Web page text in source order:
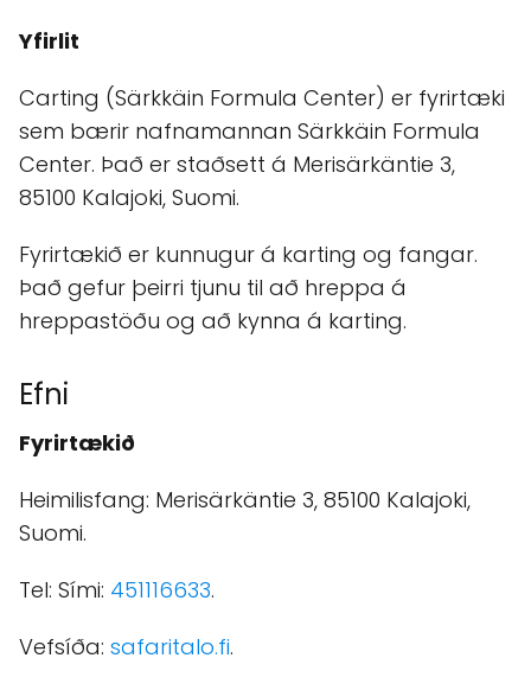
Yfirlit
Carting (Särkkäin Formula Center) er fyrirtæki
sem bærir nafnamannan Särkkäin Formula
Center. Það er staðsett á Merisärkäntie 3,
85100 Kalajoki, Suomi.
Fyrirtækið er kunnugur á karting og fangar.
Það gefur þeirri tjunu til að hreppa á
hreppastöðu og að kynna á karting.
Efni
Fyrirtækið
Heimilisfang: Merisärkäntie 3, 85100 Kalajoki,
Suomi.
Tel: Sími: 451116633.
Vefsíða: safaritalo.fi.